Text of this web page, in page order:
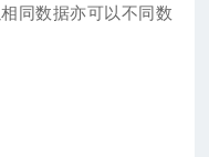
同数据亦可以不同数